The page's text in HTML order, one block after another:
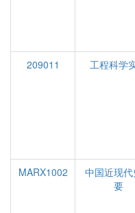
209011
工程科学
MARX1002
中国近现代
要